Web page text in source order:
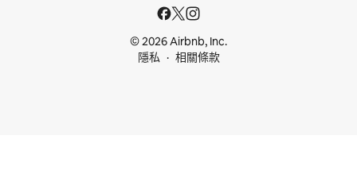
© 2026 Airbnb, Inc.
隱私
相關條款